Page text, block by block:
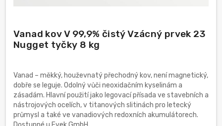
Vanad kov V 99,9% čistý Vzácný prvek 23
Nugget tyčky 8 kg
Vanad – měkký, houževnatý přechodný kov, není magnetický,
dobře se leguje. Odolný vůči neoxidačním kyselinám a
zásadám. Hlavní použití jako legovací přísada ve stavebních a
nástrojových ocelích, v titanových slitinách pro letecký
průmysl a také ve vanadiových redoxních akumulátorech.